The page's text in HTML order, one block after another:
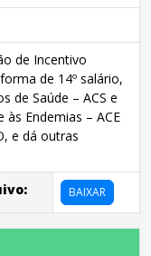
de Incentivo
de 14º salário,
de Saúde – ACS e
Endemias – ACE
e dá outras
BAIXAR